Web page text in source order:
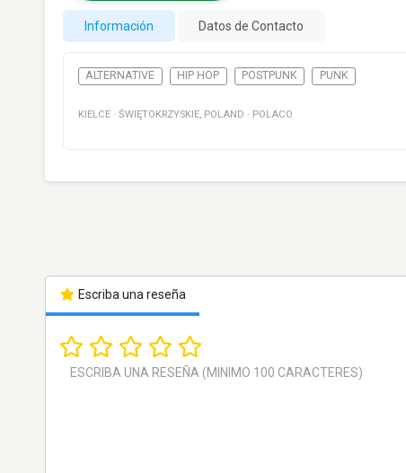
Información Datos de Contacto
ALTERNATIVE HIP HOP POSTPUNK PUNK
KIELCE · ŚWIĘTOKRZYSKIE, POLAND · POLACO
Escriba una reseña